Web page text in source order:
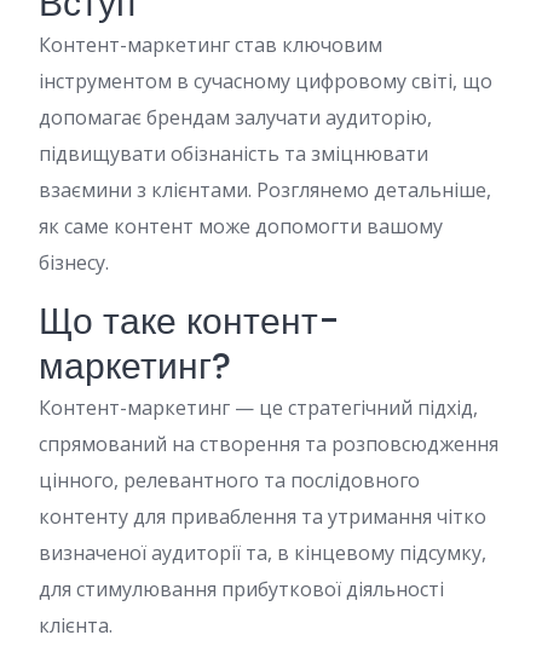
Контент-маркетинг став ключовим
інструментом в сучасному цифровому світі, що
допомагає брендам залучати аудиторію,
підвищувати обізнаність та зміцнювати
взаємини з клієнтами. Розглянемо детальніше,
як саме контент може допомогти вашому
бізнесу.
Що таке контент-
маркетинг?
Контент-маркетинг — це стратегічний підхід,
спрямований на створення та розповсюдження
цінного, релевантного та послідовного
контенту для приваблення та утримання чітко
визначеної аудиторії та, в кінцевому підсумку,
для стимулювання прибуткової діяльності
клієнта.